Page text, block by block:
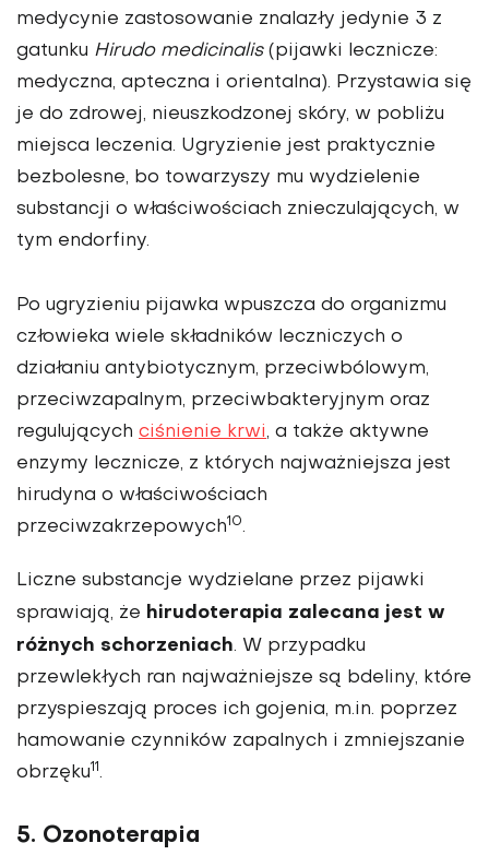
medycynie zastosowanie znalazły jedynie 3 z
gatunku Hirudo medicinalis(pijawki lecznicze:
medyczna, apteczna i orientalna). Przystawia się
je do zdrowej, nieuszkodzonej skóry, w pobliżu
miejsca leczenia. Ugryzienie jest praktycznie
bezbolesne, bo towarzyszy mu wydzielenie
substancji o właściwościach znieczulających, w
tym endorfiny.
Po ugryzieniu pijawka wpuszcza do organizmu
człowieka wiele składników leczniczych o
działaniu antybiotycznym, przeciwbólowym,
przeciwzapalnym, przeciwbakteryjnym oraz
regulujących ciśnienie krwi, a także aktywne
enzymy lecznicze, z których najważniejsza jest
hirudyna o właściwościach
przeciwzakrzepowych10.
Liczne substancje wydzielane przez pijawki
sprawiają, że hirudoterapia zalecana jest w
różnych schorzeniach. W przypadku
przewlekłych ran najważniejsze są bdeliny, które
przyspieszają proces ich gojenia, m.in. poprzez
hamowanie czynników zapalnych i zmniejszanie
obrzęku11.
5. Ozonoterapia